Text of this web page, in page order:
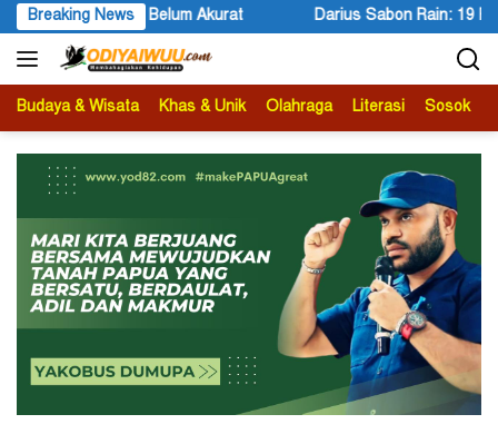
Langsung
ke
konten
Breaking News
Sabon Rain: 19 Finalis Bersaing Memasuki Tahap Presentasi
Budaya & Wisata Khas & Unik Olahraga Literasi Sosok